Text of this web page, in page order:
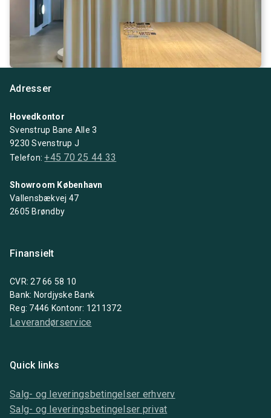
Adresser
Hovedkontor
Svenstrup Bane Alle 3
9230 Svenstrup J
Telefon:+45 70 25 44 33
Showroom København
Vallensbækvej 47
2605 Brøndby
Finansielt
CVR: 27 66 58 10
Bank: Nordjyske Bank
Reg: 7446 Kontonr: 1211372
Leverandørservice
Quick links
Salg- og leveringsbetingelser erhverv
Salg- og leveringsbetingelser privat